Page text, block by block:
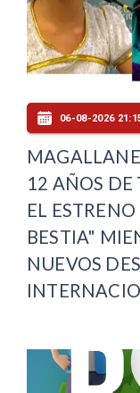
06-08-2026
12 AÑOS DE
EL
BESTIA"
NUEVOS